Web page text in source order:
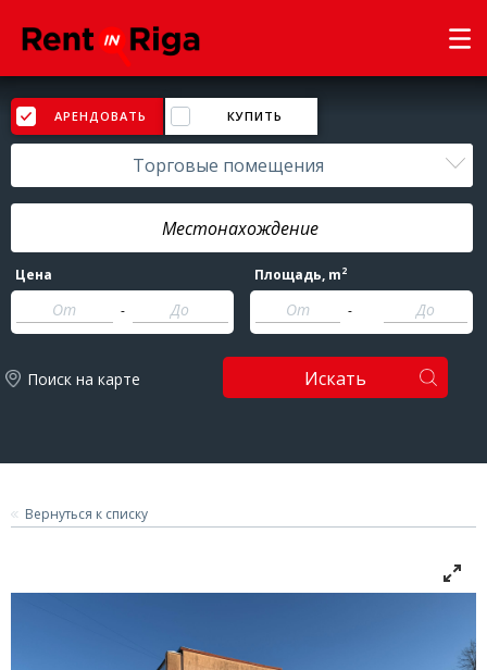
АРЕНДОВАТЬ КУПИТЬ
Торговые помещения
Цена
-
Площадь, m2
-
Поиск на карте Искать
Вернуться к списку